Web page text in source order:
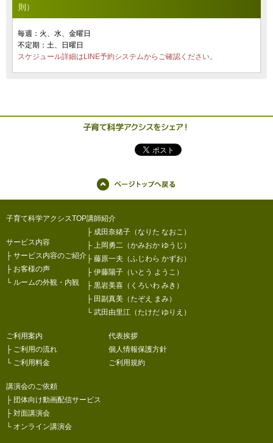
則）
毎週：火、水、金曜日
不定期：土、日曜日
スケジュール詳細はLINE予約システムからご確認ください。
子育て科学アクシスTOP
サービス内容
├ サービス内容のご紹介
├ お客様の声
└ ルームの外観・内観
講師紹介
├ 成田奈緒子（なりた なおこ）
├ 上岡勇二（かみおか ゆうじ）
├ 藤原一夫（ふじわら かずお）
├ 伊藤陽子（いとう ようこ）
├ 黒岩美喜（くろいわ みき）
├ 田副真美（たぞえ まみ）
└ 武田由里江（たけだ ゆりえ）
ご利用案内
├ ご利用の流れ
└ ご利用料金
講演会のご依頼
├ 団体向け動画配信サービス
├ 対面講演会
└ オンライン講演会
代表挨拶
個人情報保護方針
ご利用規約